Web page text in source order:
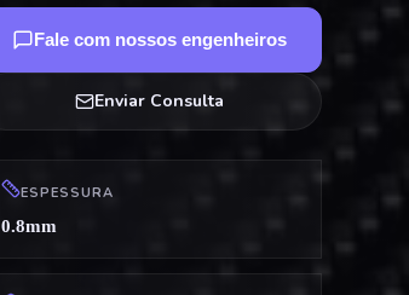
Fale com nossos engenheiros
Enviar Consulta
ESPESSURA
0.8mm